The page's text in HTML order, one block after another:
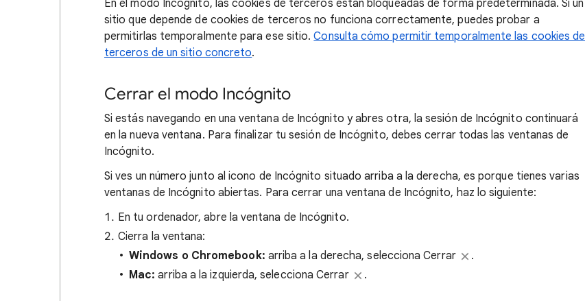
En el modo Incógnito, las cookies de terceros están bloqueadas de forma predeterminada. Si un
sitio que depende de cookies de terceros no funciona correctamente, puedes probar a
permitirlas temporalmente para ese sitio.Consulta cómo permitir temporalmente las cookies de
terceros de un sitio concreto.
Cerrar el modo Incógnito
Si estás navegando en una ventana de Incógnito y abres otra, la sesión de Incógnito continuará
en la nueva ventana. Para finalizar tu sesión de Incógnito, debes cerrar todas las ventanas de
Incógnito.
Si ves un número junto al icono de Incógnito situado arriba a la derecha, es porque tienes varias
ventanas de Incógnito abiertas. Para cerrar una ventana de Incógnito, haz lo siguiente:
En tu ordenador, abre la ventana de Incógnito.
Cierra la ventana:
Windows o Chromebook: arriba a la derecha, selecciona Cerrar
.
Mac: arriba a la izquierda, selecciona Cerrar .